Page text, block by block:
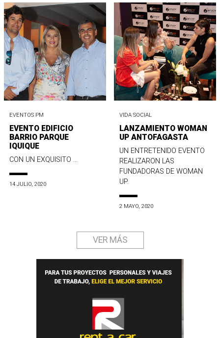
EVENTOS PM
EVENTO EDIFICIO
BARRIO PARQUE
IQUIQUE
CON UN EXQUISITO ...
14 JULIO, 2020
VIDA SOCIAL
LANZAMIENTO WOMAN
UP ANTOFAGASTA
UN ENTRETENIDO EVENTO
REALIZARON LAS
FUNDADORAS DE WOMAN
UP.
2 MAYO, 2020
VER MÁS